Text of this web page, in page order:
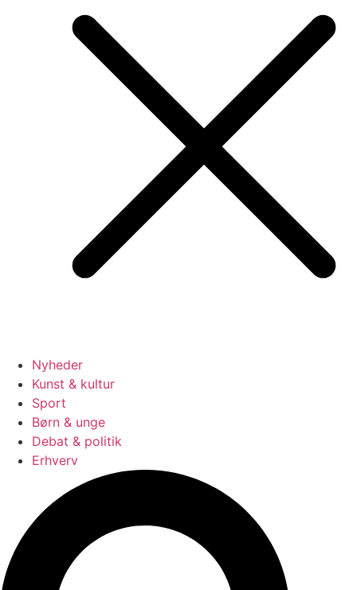
Nyheder
Kunst & kultur
Sport
Børn & unge
Debat & politik
Erhverv